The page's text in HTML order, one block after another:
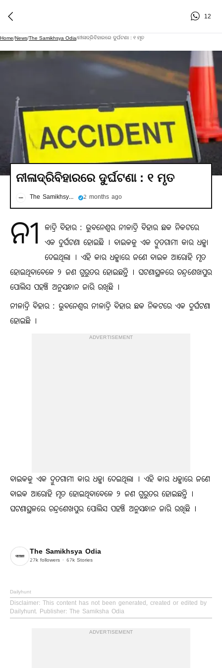
12
Home/News/The Samikhsya Odia/ନୀଳାଦ୍ରିବିହାରରେ ଦୁର୍ଘଟଣା : ୧ ମୃତ
ନୀଳାଦ୍ରିବିହାରରେ ଦୁର୍ଘଟଣା : ୧ ମୃତ
The Samikhsya Odia 2 months ago
ନୀ
ଳାଦ୍ରି ବିହାର : ଭୁବନେଶ୍ବର ନୀଳାଦ୍ରି ବିହାର ଛକ ନିକଟରେ
ଏକ ଦୁର୍ଘଟଣା ହୋଇଛି । ବାଇକକୁ ଏକ ଦ୍ରୁତଗାମୀ କାର ଧକ୍କା
ଦେଇଥିଲା । ଏହି କାର ଧକ୍କାରେ ଜଣେ ବାଇକ ଆରୋହି ମୃତ
ହୋଇଥିବାବେଳେ ୨ ଜଣ ଗୁରୁତର ହୋଇଛନ୍ତି । ଘଟଣାସ୍ଥଳରେ ଚନ୍ଦ୍ରଶେଖପୁର
ପୋଲିସ ପହଞ୍ଚି ଅନୁସନ୍ଧାନ ଜାରି ରଖିଛି ।
ନୀଳାଦ୍ରି ବିହାର : ଭୁବନେଶ୍ବର ନୀଳାଦ୍ରି ବିହାର ଛକ ନିକଟରେ ଏକ ଦୁର୍ଘଟଣା
ହୋଇଛି ।
ADVERTISEMENT
ବାଇକକୁ ଏକ ଦ୍ରୁତଗାମୀ କାର ଧକ୍କା ଦେଇଥିଲା । ଏହି କାର ଧକ୍କାରେ ଜଣେ
ବାଇକ ଆରୋହି ମୃତ ହୋଇଥିବାବେଳେ ୨ ଜଣ ଗୁରୁତର ହୋଇଛନ୍ତି ।
ଘଟଣାସ୍ଥଳରେ ଚନ୍ଦ୍ରଶେଖପୁର ପୋଲିସ ପହଞ୍ଚି ଅନୁସନ୍ଧାନ ଜାରି ରଖିଛି ।
The Samikhsya Odia
27k followers 67k Stories
Dailyhunt
Disclaimer: This content has not been generated, created or edited by
Dailyhunt. Publisher: The Samiksha Odia
ADVERTISEMENT